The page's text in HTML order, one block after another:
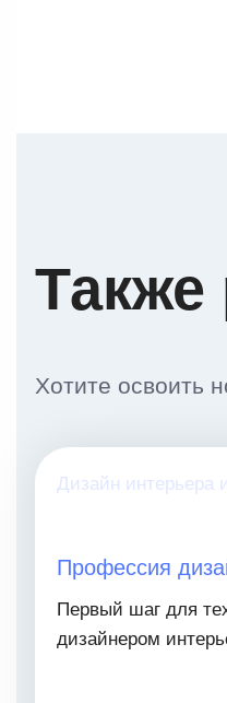
Также
Хотите освоить
Дизайн интерьера
Профессия
Первый шаг для
дизайнером